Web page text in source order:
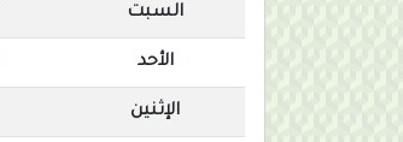
السبت
الأحد
الإثنين